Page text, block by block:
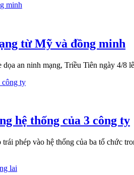
từ Mỹ và đồng minh
an ninh mạng, Triều Tiên ngày 4/
hệ thống của 3 công ty
phép vào hệ thống của ba tổ chức